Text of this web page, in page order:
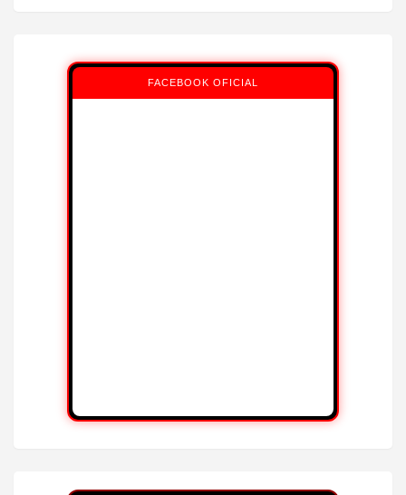
FACEBOOK OFICIAL